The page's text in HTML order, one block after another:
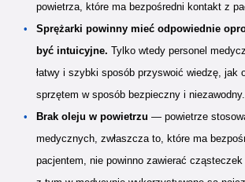
powietrza, które ma bezpośredni kontakt z
Sprężarki powinny mieć odpowiednie
być intuicyjne. Tylko wtedy personel
łatwy i szybki sposób przyswoić wiedzę, jak
sprzętem w sposób bezpieczny i niezawodny.
Brak oleju w powietrzu — powietrze
medycznych, zwłaszcza to, które ma
pacjentem, nie powinno zawierać